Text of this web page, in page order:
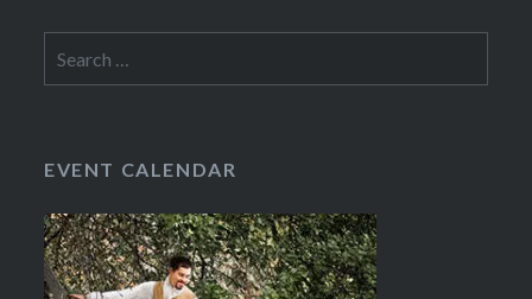
for:
EVENT CALENDAR